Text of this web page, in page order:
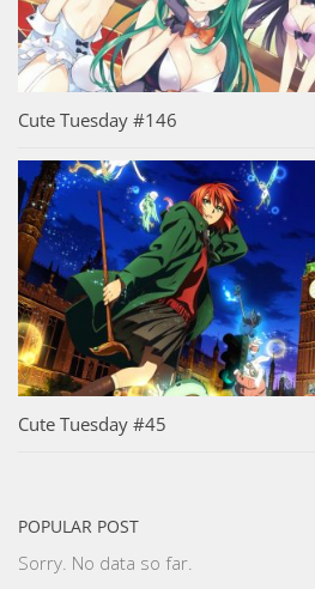
Cute Tuesday #146
Cute Tuesday #45
POPULAR POST
Sorry. No data so far.